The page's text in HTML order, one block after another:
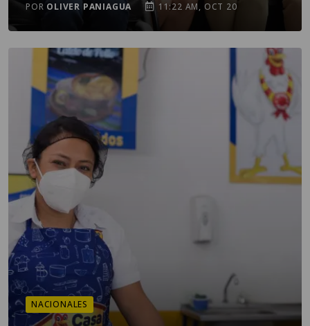
POR OLIVER PANIAGUA 11:22 AM, OCT 20
NACIONALES